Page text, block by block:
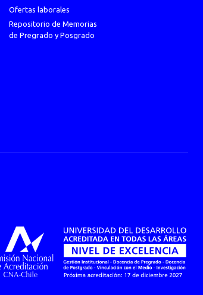
Ofertas laborales
Repositorio de Memorias
de Pregrado y Posgrado